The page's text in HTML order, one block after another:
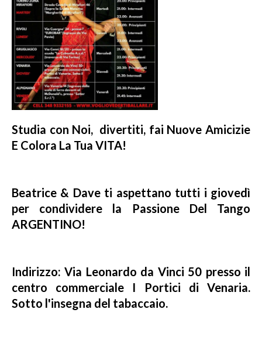
Studia con Noi, divertiti, fai Nuove Amicizie
E Colora La Tua VITA!
Beatrice & Dave ti aspettano tutti i giovedì
per condividere la Passione Del Tango
ARGENTINO!
Indirizzo: Via Leonardo da Vinci 50 presso il
centro commerciale I Portici di Venaria.
Sotto l'insegna del tabaccaio.